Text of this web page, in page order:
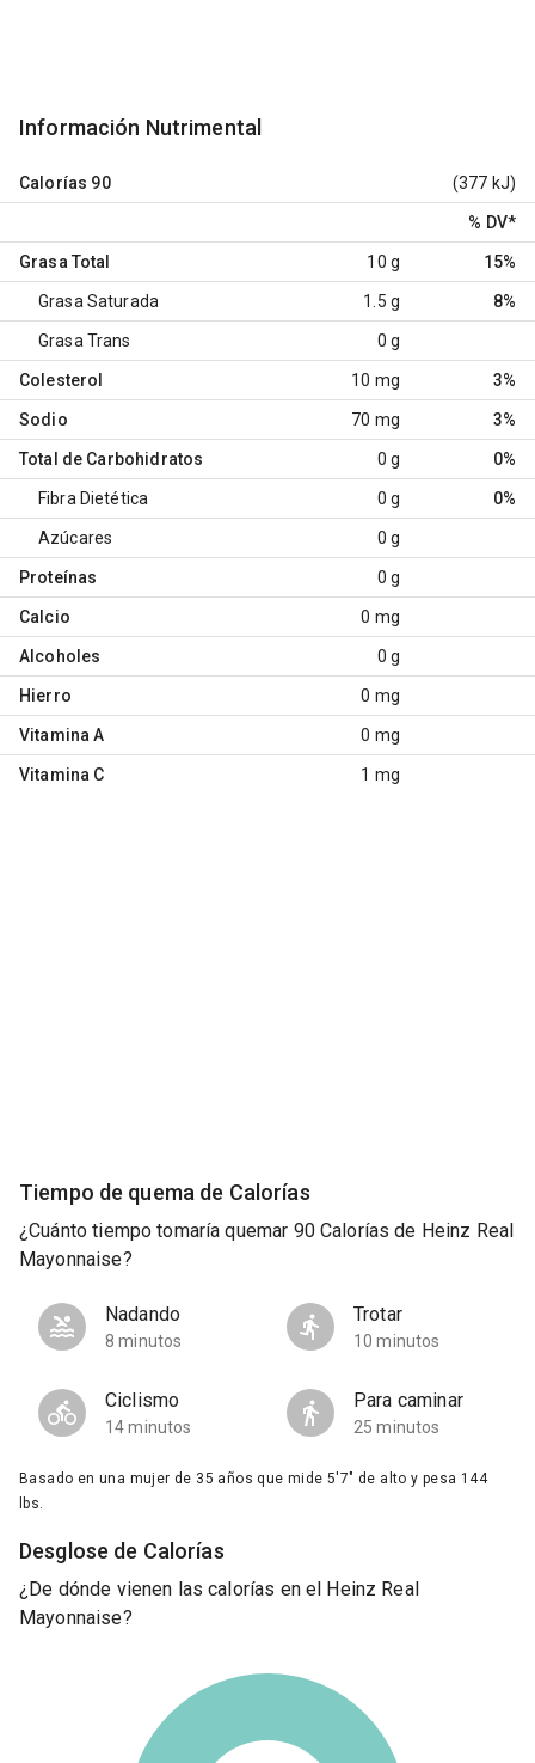
Información Nutrimental
Calorías 90 (377 kJ)
% DV*
Grasa Total 10 g 15%
Grasa Saturada 1.5 g 8%
Grasa Trans 0 g
Colesterol 10 mg 3%
Sodio 70 mg 3%
Total de Carbohidratos 0 g 0%
Fibra Dietética 0 g 0%
Azúcares 0 g
Proteínas 0 g
Calcio 0 mg
Alcoholes 0 g
Hierro 0 mg
Vitamina A 0 mg
Vitamina C 1 mg
Tiempo de quema de Calorías
¿Cuánto tiempo tomaría quemar 90 Calorías de Heinz Real
Mayonnaise?
Nadando
8 minutos
Trotar
10 minutos
Ciclismo
14 minutos
Para caminar
25 minutos
Basado en una mujer de 35 años que mide 5'7" de alto y pesa 144
lbs.
Desglose de Calorías
¿De dónde vienen las calorías en el Heinz Real
Mayonnaise?